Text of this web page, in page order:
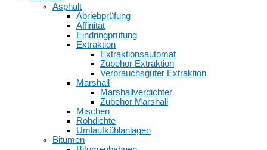
Asphalt
Abriebprüfung
Affinität
Eindringprüfung
Extraktion
Extraktionsautomat
Zubehör Extraktion
Verbrauchsgüter Extraktion
Marshall
Marshallverdichter
Zubehör Marshall
Mischen
Rohdichte
Umlaufkühlanlagen
Bitumen